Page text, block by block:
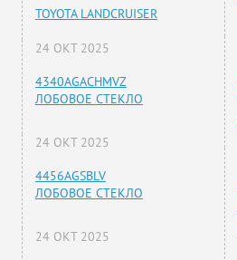
TOYOTA LANDCRUISER
24 ОКТ 2025
4340AGACHMVZ
ЛОБОВОЕ СТЕКЛО
24 ОКТ 2025
4456AGSBLV
ЛОБОВОЕ СТЕКЛО
24 ОКТ 2025